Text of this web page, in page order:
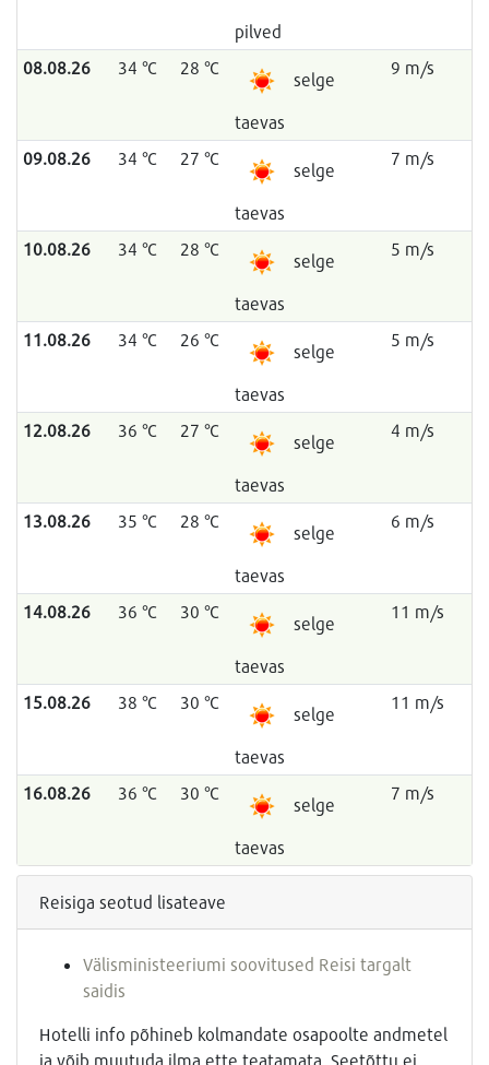
pilved
08.08.26 34 °C 28 °C
selge
taevas
9 m/s
09.08.26 34 °C 27 °C
selge
taevas
7 m/s
10.08.26 34 °C 28 °C
selge
taevas
5 m/s
11.08.26 34 °C 26 °C
selge
taevas
5 m/s
12.08.26 36 °C 27 °C
selge
taevas
4 m/s
13.08.26 35 °C 28 °C
selge
taevas
6 m/s
14.08.26 36 °C 30 °C
selge
taevas
11 m/s
15.08.26 38 °C 30 °C
selge
taevas
11 m/s
16.08.26 36 °C 30 °C
selge
taevas
7 m/s
Reisiga seotud lisateave
Välisministeeriumi soovitused Reisi targalt
saidis
Hotelli info põhineb kolmandate osapoolte andmetel
ja võib muutuda ilma ette teatamata. Seetõttu ei